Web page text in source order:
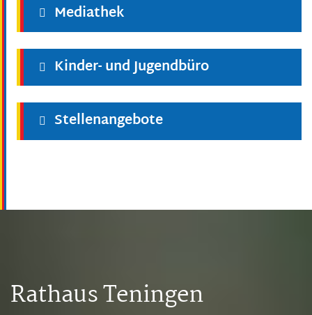
Mediathek
Kinder- und Jugendbüro
Stellenangebote
Rathaus Teningen